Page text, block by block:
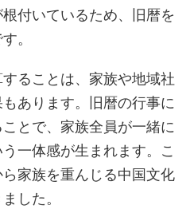
付いているため、旧暦を
。
ることは、家族や地域社
あります。旧暦の行事に
とで、家族全員が一緒に
一体感が生まれます。こ
家族を重んじる中国文化
した。